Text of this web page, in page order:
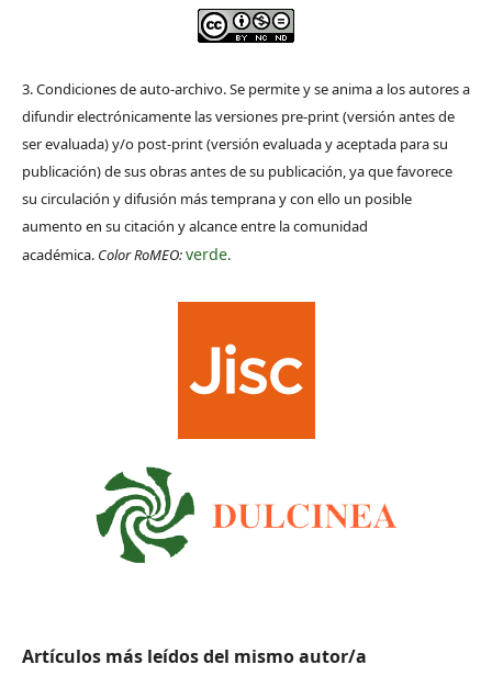
3. Condiciones de auto-archivo. Se permite y se anima a los autores a
difundir electrónicamente las versiones pre-print (versión antes de
ser evaluada) y/o post-print (versión evaluada y aceptada para su
publicación) de sus obras antes de su publicación, ya que favorece
su circulación y difusión más temprana y con ello un posible
aumento en su citación y alcance entre la comunidad
académica. Color RoMEO:verde.
Artículos más leídos del mismo autor/a